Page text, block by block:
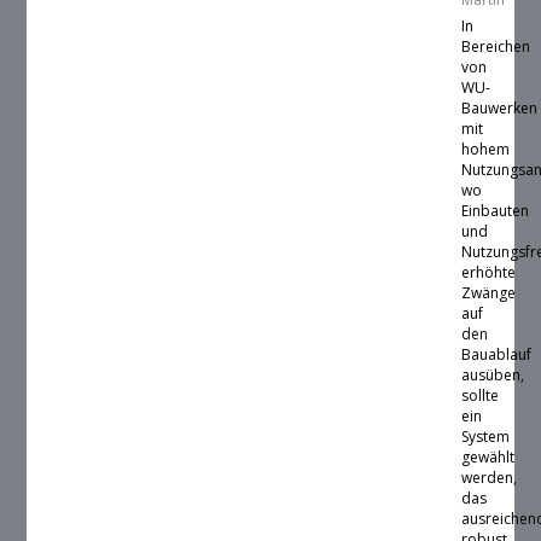
In
Bereichen
von
WU-
Bauwerken
mit
hohem
wo
Einbauten
und
erhöhte
Zwänge
auf
den
Bauablauf
ausüben,
sollte
ein
System
gewählt
werden,
das